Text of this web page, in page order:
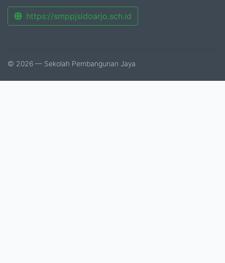
https://smppjsidoarjo.sch.id
© 2026 — Sekolah Pembangunan Jaya